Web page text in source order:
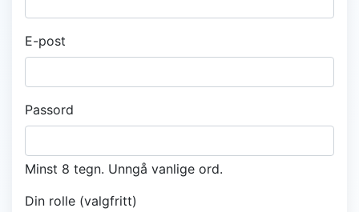
E-post
Passord
Minst 8 tegn. Unngå vanlige ord.
Din rolle (valgfritt)